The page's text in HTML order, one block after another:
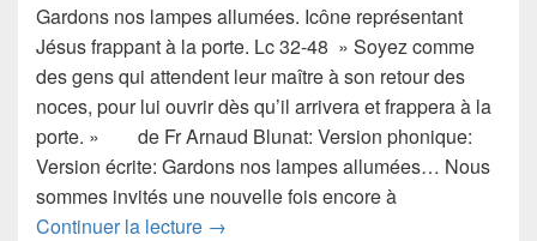
Gardons nos lampes allumées. Icône représentant
Jésus frappant à la porte. Lc 32-48 » Soyez comme
des gens qui attendent leur maître à son retour des
noces, pour lui ouvrir dès qu’il arrivera et frappera à la
porte. » de Fr Arnaud Blunat: Version phonique:
Version écrite: Gardons nos lampes allumées… Nous
sommes invités une nouvelle fois encore à
Continuer la lecture Gardons nos lampes allumées… de fr
→